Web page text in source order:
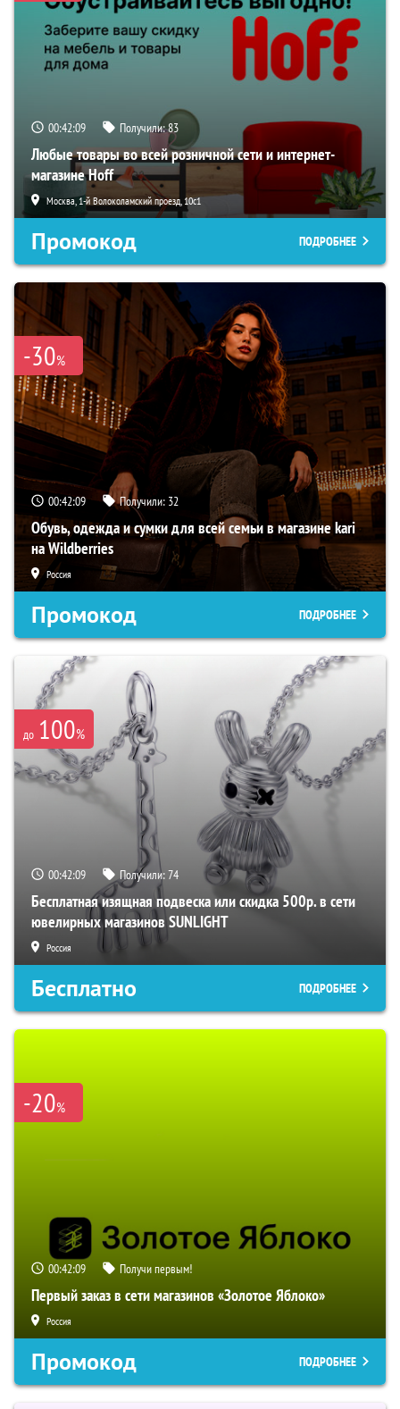
00:42:07 Получили:83
Любые товары во всей розничной сети и интернет-
магазине Hoff
Москва, 1-й Волоколамский проезд, 10с1
Промокод ПОДРОБНЕЕ
-30%
00:42:07 Получили: 32
Обувь, одежда и сумки для всей семьи в магазине kari
на Wildberries
Россия
Промокод ПОДРОБНЕЕ
до 100%
00:42:07 Получили:74
Бесплатная изящная подвеска или скидка 500р. в сети
ювелирных магазинов SUNLIGHT
Россия
Бесплатно ПОДРОБНЕЕ
-20%
00:42:07 Получи первым!
Первый заказ в сети магазинов «Золотое Яблоко»
Россия
Промокод ПОДРОБНЕЕ